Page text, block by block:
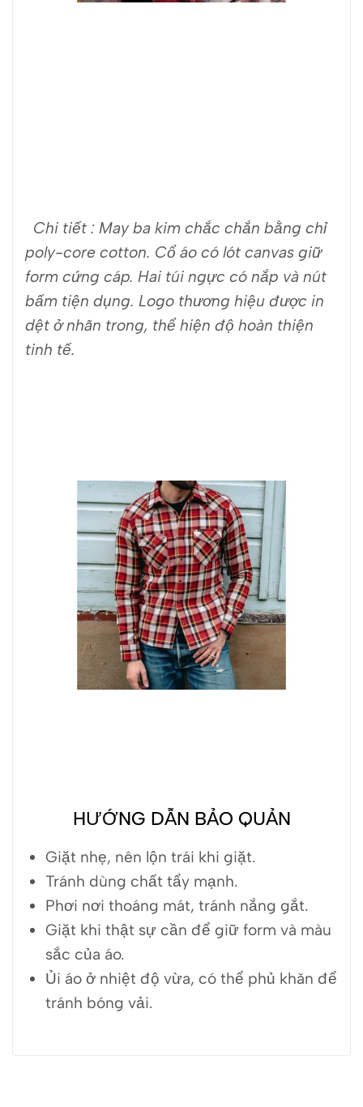
Chi tiết : May ba kim chắc chắn bằng chỉ
poly-core cotton. Cổ áo có lót canvas giữ
form cứng cáp. Hai túi ngực có nắp và nút
bấm tiện dụng. Logo thương hiệu được in
dệt ở nhãn trong, thể hiện độ hoàn thiện
tinh tế.
HƯỚNG DẪN BẢO QUẢN
Giặt nhẹ, nên lộn trái khi giặt.
Tránh dùng chất tẩy mạnh.
Phơi nơi thoáng mát, tránh nắng gắt.
Giặt khi thật sự cần để giữ form và màu
sắc của áo.
Ủi áo ở nhiệt độ vừa, có thể phủ khăn để
tránh bóng vải.